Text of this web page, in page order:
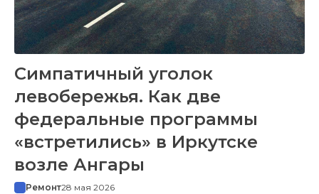
Симпатичный уголок
левобережья. Как две
федеральные программы
«встретились» в Иркутске
возле Ангары
Ремонт28 мая 2026